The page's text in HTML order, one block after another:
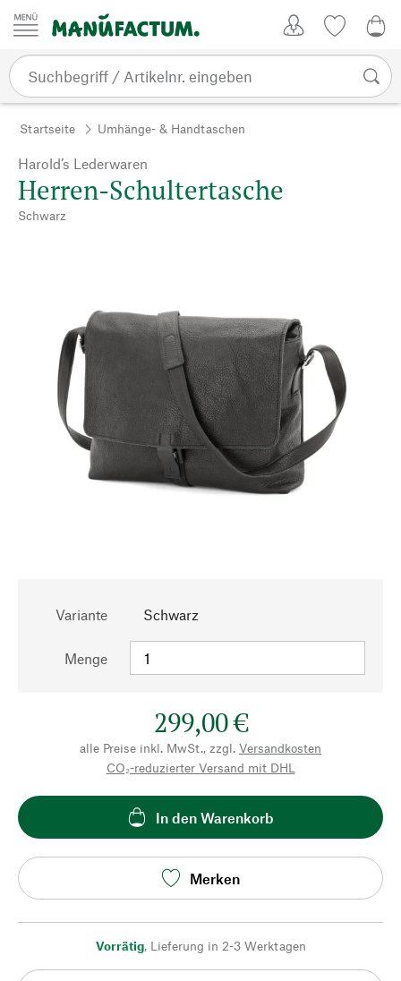
Zum Inhalt springen
Startseite Umhänge- & Handtaschen
Harold’s Lederwaren
Herren-Schultertasche
Schwarz
Variante Schwarz
Menge
299,00 €
alle Preise inkl. MwSt., zzgl. Versandkosten
CO₂-reduzierter Versand mit DHL
In den Warenkorb
Merken
Vorrätig, Lieferung in 2-3 Werktagen